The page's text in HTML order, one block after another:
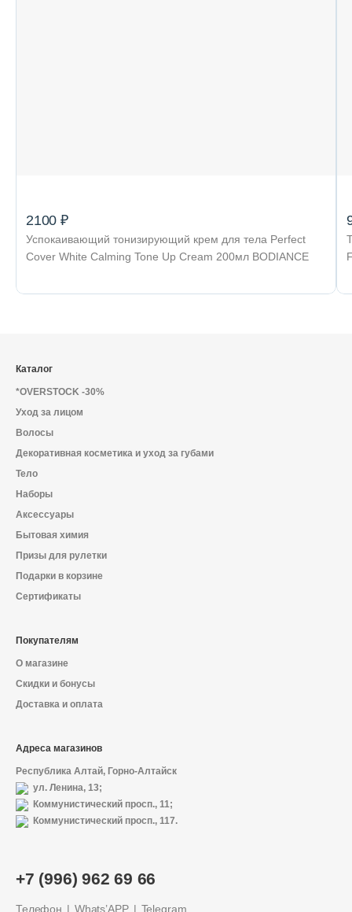
2100 ₽
Успокаивающий тонизирующий крем для тела Perfect
Cover White Calming Tone Up Cream 200мл BODIANCE
+7 (996) 962 69 66
Телефон Whats’APP Telegram
Каталог
*OVERSTOCK -30%
Уход за лицом
Волосы
Декоративная косметика и уход за губами
Тело
Наборы
Аксессуары
Бытовая химия
Призы для рулетки
Подарки в корзине
Сертификаты
Покупателям
О магазине
Скидки и бонусы
Доставка и оплата
Адреса магазинов
Республика Алтай, Горно-Алтайск
ул. Ленина, 13;
Коммунистический просп., 11;
Коммунистический просп., 117.